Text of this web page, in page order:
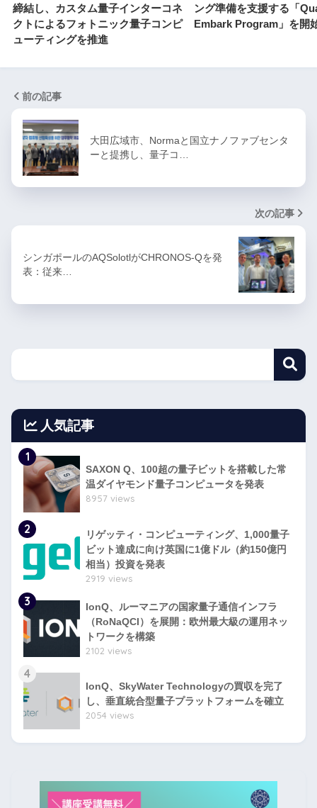
締結し、カスタム量子インターコネ
クトによるフォトニック量子コンピ
ューティングを推進
ング準備を支援する「
Embark Program」を開
前の記事
大田広域市、Normaと国立ナノファブセンタ
ーと提携し、量子コ…
次の記事
シンガポールのAQSolotlがCHRONOS-Qを発
表：従来…
人気記事
1
SAXON Q、100超の量子ビットを搭載した常
温ダイヤモンド量子コンピュータを発表
8957 views
2
リゲッティ・コンピューティング、1,000量子
ビット達成に向け英国に1億ドル（約150億円
相当）投資を発表
2919 views
3
IonQ、ルーマニアの国家量子通信インフラ
（RoNaQCI）を展開：欧州最大級の運用ネッ
トワークを構築
2102 views
4
IonQ、SkyWater Technologyの買収を完了
し、垂直統合型量子プラットフォームを確立
2054 views